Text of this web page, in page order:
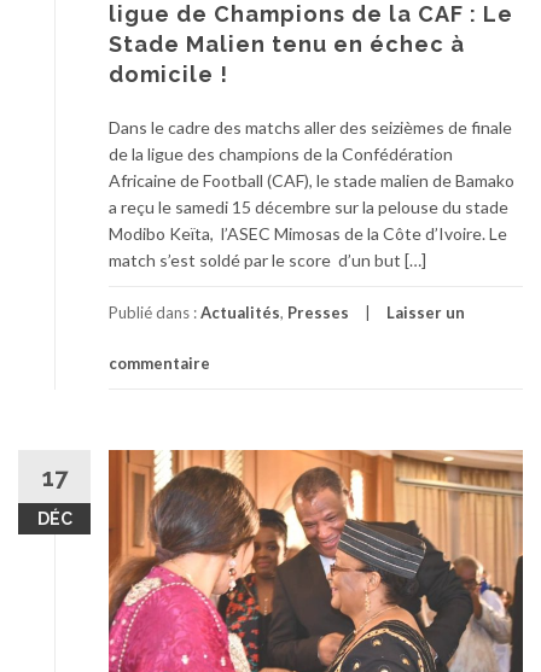
ligue de Champions de la CAF : Le
Stade Malien tenu en échec à
domicile !
Dans le cadre des matchs aller des seizièmes de finale
de la ligue des champions de la Confédération
Africaine de Football (CAF), le stade malien de Bamako
a reçu le samedi 15 décembre sur la pelouse du stade
Modibo Keïta, l’ASEC Mimosas de la Côte d’Ivoire. Le
match s’est soldé par le score d’un but […]
Publié dans :Actualités, Presses Laisser un
commentaire
17
DÉC